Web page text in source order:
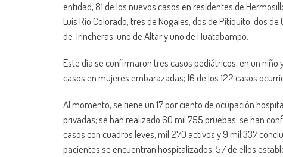
entidad, 81 de los nuevos casos en residentes de
Luis Río Colorado; tres de Nogales; dos de Pitiquito; dos
de Trincheras; uno de Altar y uno de Huatabampo.
Este día se confirmaron tres casos pediátricos, en un
casos en mujeres embarazadas; 16 de los 122 casos
Al momento, se tiene un 17 por ciento de ocupación
privadas; se han realizado 60 mil 755 pruebas; se han
casos con cuadros leves; mil 270 activos y 9 mil 337
pacientes se encuentran hospitalizados, 57 de ellos